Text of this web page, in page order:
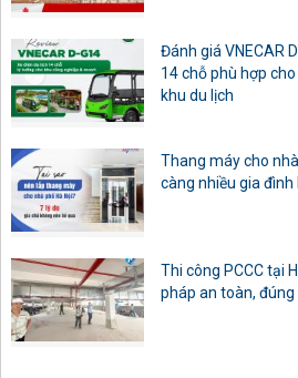
Đánh giá VNECAR
14 chỗ phù hợp
khu du lịch
Thang máy cho
càng nhiều gia
Thi công PCCC tại
pháp an toàn,